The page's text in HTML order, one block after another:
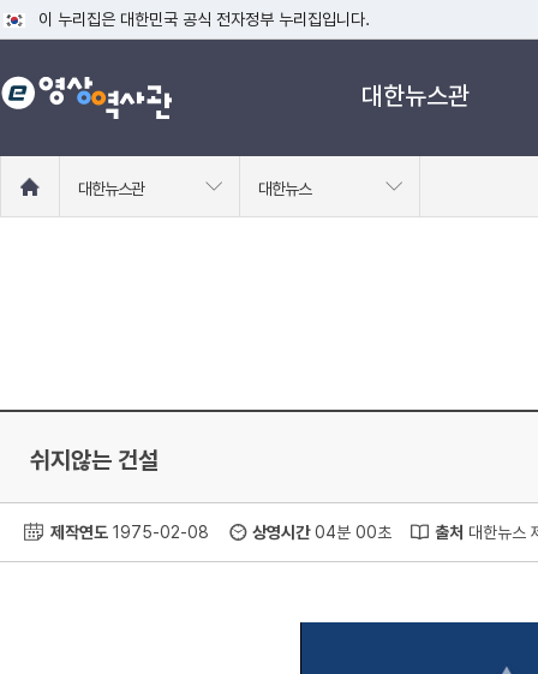
이 누리집은 대한민국 공식 전자정부 누리집입니다.
공식 누리집 주소 확인하기
go.kr 주소를 사용하는 누리집은 대한민국 정부기관이 관리하는 누리집입니
대한뉴스관
로
대한뉴스관 대한뉴스
쉬지않는 건설
제작연도 1975-02-08 상영시간04분 00초 출처 대한뉴스